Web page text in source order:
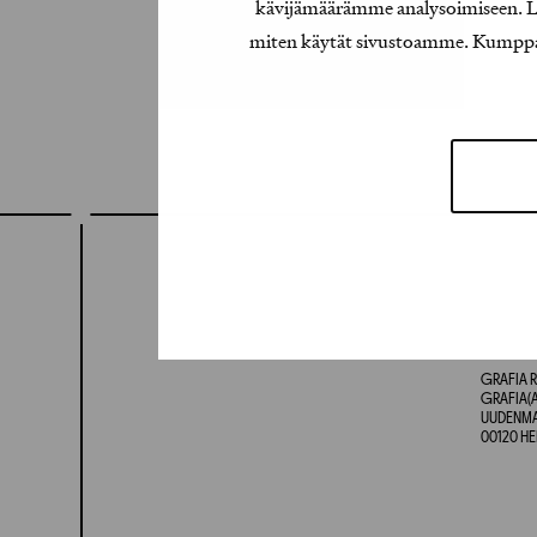
kävijämäärämme analysoimiseen.
miten käytät sivustoamme.
GRAFIA
00120